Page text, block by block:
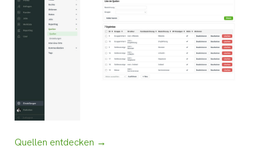
Quellen entdecken →